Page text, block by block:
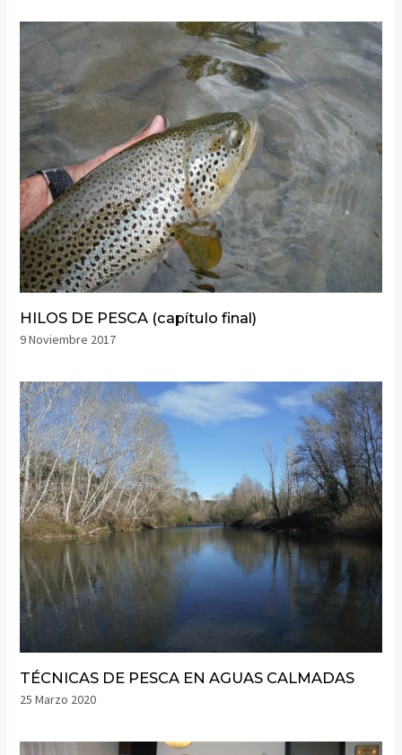
HILOS DE PESCA (capítulo final)
9 Noviembre 2017
TÉCNICAS DE PESCA EN AGUAS CALMADAS
25 Marzo 2020